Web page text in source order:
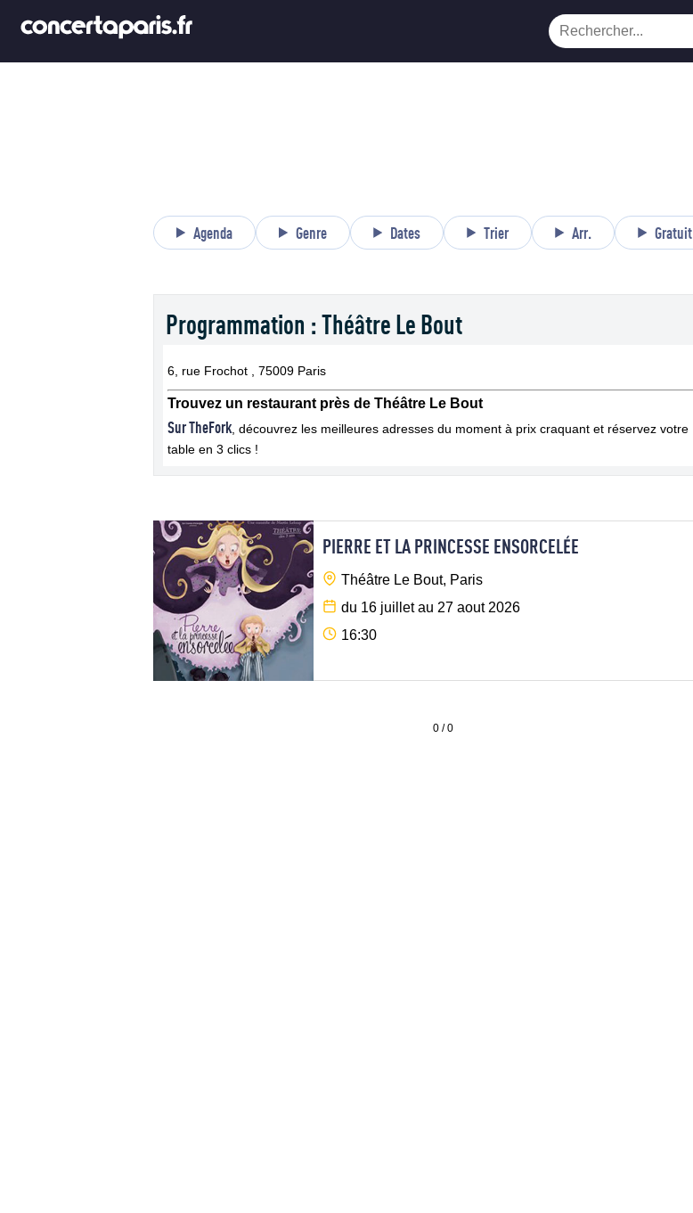
Agenda Genre Dates Trier Arr. Gratuit
Programmation : Théâtre Le Bout
6, rue Frochot , 75009 Paris
Trouvez un restaurant près de Théâtre Le Bout
Sur TheFork , découvrez les meilleures adresses du moment à prix craquant et réservez votre
table en 3 clics !
PIERRE ET LA PRINCESSE ENSORCELÉE
Théâtre Le Bout, Paris
du 16 juillet au 27 aout 2026
16:30
0 / 0